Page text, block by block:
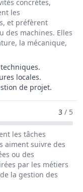
concrètes,
les
et préfèrent
des machines. Elles
la mécanique,
locales.
de projet.
Directeur /
3 / 5
les tâches
aiment suivre des
ou des
par les métiers
la gestion des